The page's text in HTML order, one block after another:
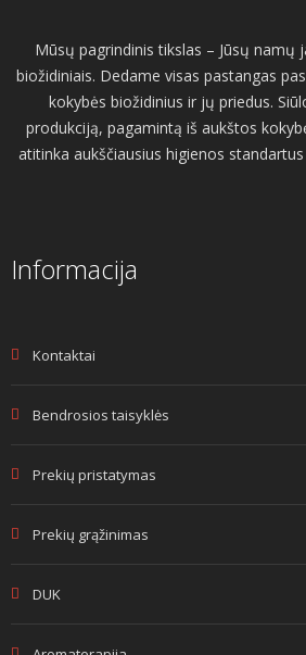
Mūsų pagrindinis tikslas – Jūsų namų
biožidiniais. Dedame visas pastangas
kokybės biožidinius ir jų priedus.
produkciją, pagamintą iš aukštos
atitinka aukščiausius higienos
Informacija
Kontaktai
Bendrosios taisyklės
Prekių pristatymas
Prekių grąžinimas
DUK